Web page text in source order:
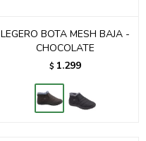
LEGERO BOTA MESH BAJA -
CHOCOLATE
$ 1.299